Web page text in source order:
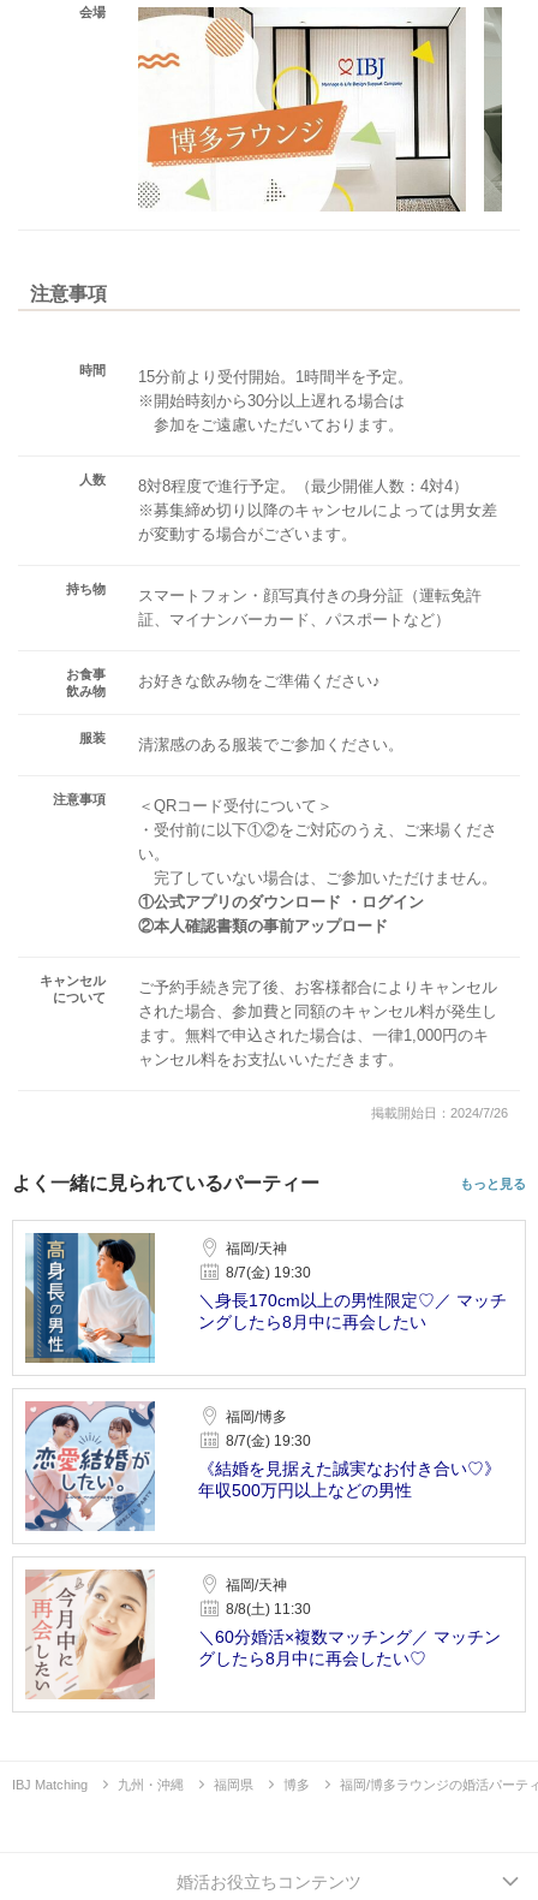
会場
注意事項
時間
15分前より受付開始。1時間半を予定。
※開始時刻から30分以上遅れる場合は
参加をご遠慮いただいております。
人数
8対8程度で進行予定。（最少開催人数：4対4）
※募集締め切り以降のキャンセルによっては男女差
が変動する場合がございます。
持ち物
スマートフォン・顔写真付きの身分証（運転免許
証、マイナンバーカード、パスポートなど）
お食事
飲み物
お好きな飲み物をご準備ください♪
服装 清潔感のある服装でご参加ください。
注意事項
＜QRコード受付について＞
・受付前に以下①②をご対応のうえ、ご来場くださ
い。
完了していない場合は、ご参加いただけません。
①公式アプリのダウンロード ・ログイン
②本人確認書類の事前アップロード
キャンセル
について
ご予約手続き完了後、お客様都合によりキャンセル
された場合、参加費と同額のキャンセル料が発生し
ます。無料で申込された場合は、一律1,000円のキ
ャンセル料をお支払いいただきます。
掲載開始日：2024/7/26
よく一緒に見られているパーティー もっと見る
福岡/天神
8/7(金) 19:30
＼身長170cm以上の男性限定♡／ マッチ
ングしたら8月中に再会したい
福岡/博多
8/7(金) 19:30
《結婚を見据えた誠実なお付き合い♡》
年収500万円以上などの男性
福岡/天神
8/8(土) 11:30
＼60分婚活×複数マッチング／ マッチン
グしたら8月中に再会したい♡
IBJ Matching 九州・沖縄 福岡県 博多 福岡/博多ラウンジの婚活パーテ
婚活お役立ちコンテンツ